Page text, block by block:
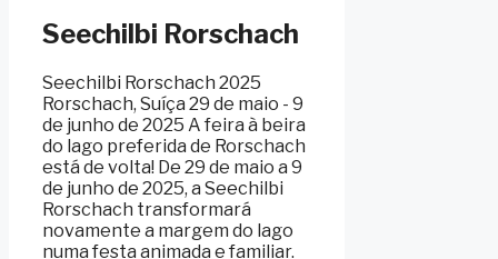
Seechilbi Rorschach
Seechilbi Rorschach 2025
Rorschach, Suíça 29 de maio - 9
de junho de 2025 A feira à beira
do lago preferida de Rorschach
está de volta! De 29 de maio a 9
de junho de 2025, a Seechilbi
Rorschach transformará
novamente a margem do lago
numa festa animada e familiar.